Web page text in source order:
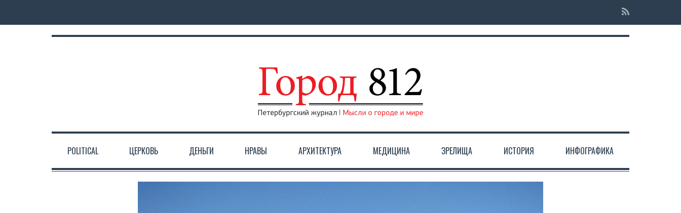
POLITICAL ЦЕРКОВЬ ДЕНЬГИ НРАВЫ АРХИТЕКТУРА МЕДИЦИНА ЗРЕЛИЩА ИСТОРИЯ ИНФОГРАФИКА